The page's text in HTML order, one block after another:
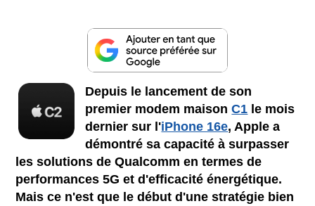
Depuis le lancement de son
premier modem maisonC1 le mois
dernier sur l'iPhone 16e, Apple a
démontré sa capacité à surpasser
les solutions de Qualcomm en termes de
performances 5G et d'efficacité énergétique.
Mais ce n'est que le début d'une stratégie bien